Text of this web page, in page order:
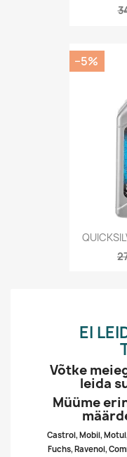
−5%
EI
Võtke
leida
Müüme
Castrol, Mobil,
Fuchs, Ravenol,